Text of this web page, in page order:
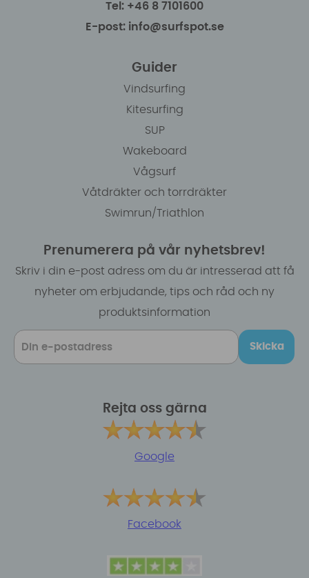
Tel: +46 8 7101600
E-post: info@surfspot.se
Guider
Vindsurfing
Kitesurfing
SUP
Wakeboard
Vågsurf
Våtdräkter och torrdräkter
Swimrun/Triathlon
Prenumerera på vår nyhetsbrev!
Skriv i din e-post adress om du är intresserad att få
nyheter om erbjudande, tips och råd och ny
produktsinformation
Skicka
Rejta oss gärna
Google
Facebook